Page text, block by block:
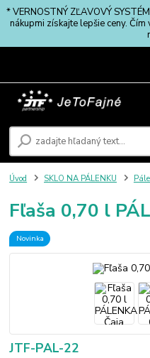
* VERNOSTNÝ ZĽAVOVÝ
nákupmi získajte lepšie ceny.
Úvod SKLO NA PÁLENKU
Fľaša 0,70 l
Novinka
JTF-PAL-22